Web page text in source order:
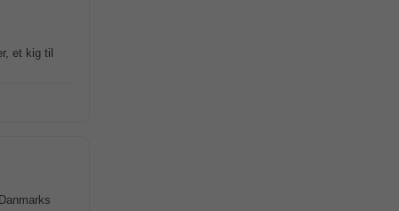
et kig til